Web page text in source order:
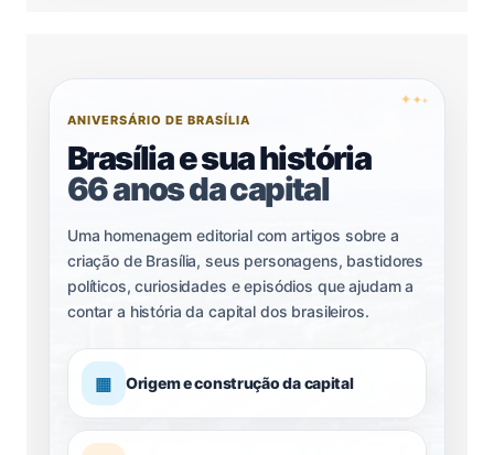
✦ ✦✦
ANIVERSÁRIO DE BRASÍLIA
Brasília e sua história
66 anos da capital
Uma homenagem editorial com artigos sobre a
criação de Brasília, seus personagens, bastidores
políticos, curiosidades e episódios que ajudam a
contar a história da capital dos brasileiros.
▦ Origem e construção da capital